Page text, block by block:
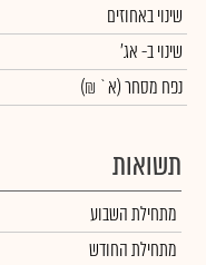
שינוי באחוזים
שינויב- אג'
נפח מסחר(א` ₪)
תשואות
מתחילת השבוע
מתחילת החודש